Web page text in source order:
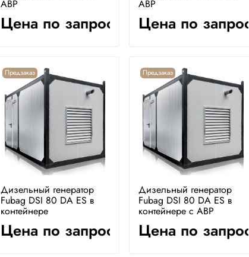
АВР
Цена по запросу
АВР
Цена по запросу
Предзаказ
Дизельный генератор
Fubag DSI 80 DA ES в
контейнере
Цена по запросу
Предзаказ
Дизельный генератор
Fubag DSI 80 DA ES в
контейнере с АВР
Цена по запросу